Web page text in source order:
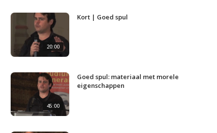
Studium Generale
20:00
Kort | Goed spul
45:00
Goed spul: materiaal met morele
eigenschappen